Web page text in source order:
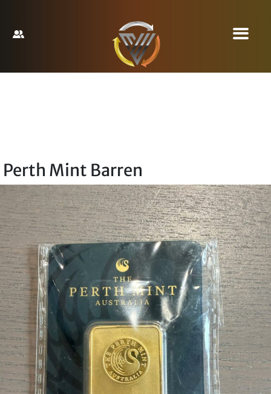
Perth Mint Barren